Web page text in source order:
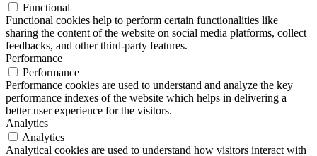
Functional
Functional cookies help to perform certain functionalities like
sharing the content of the website on social media platforms, collect
feedbacks, and other third-party features.
Performance
Performance
Performance cookies are used to understand and analyze the key
performance indexes of the website which helps in delivering a
better user experience for the visitors.
Analytics
Analytics
Analytical cookies are used to understand how visitors interact with